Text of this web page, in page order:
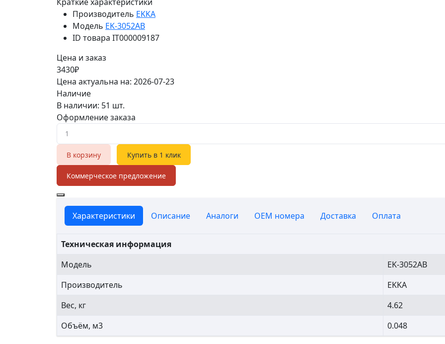
Производитель EKKA
Модель EK-3052AB
ID товара IT000009187
Цена и заказ
3430₽
Цена актуальна на: 2026-07-23
Наличие
В наличии: 51 шт.
Оформление заказа
В корзину Купить в 1 клик
Коммерческое предложение
Характеристики Описание Аналоги OEM номера Доставка Оплата
Техническая информация
Модель
EK-3052AB
Производитель
EKKA
Вес, кг
4.62
Объём, м3
0.048